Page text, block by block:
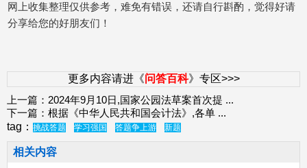
网上收集整理仅供参考，难免有错误，还请自行斟酌，觉得好请
分享给您的好朋友们！
更多内容请进《问答百科》专区>>>
上一篇： 2024年9月10日,国家公园法草案首次提 ...
下一篇： 根据《中华人民共和国会计法》,各单 ...
tag： 挑战答题 学习强国 答题争上游 新题
相关内容